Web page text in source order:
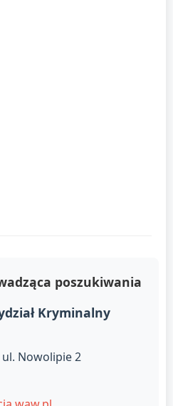
poszukiwania
Kryminalny
Nowolipie 2